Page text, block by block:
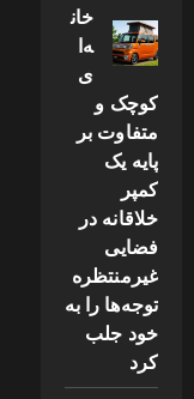
خان
ه‌ا
ی
کوچک و
متفاوت بر
پایه یک
کمپر
خلاقانه در
فضایی
غیرمنتظره
توجه‌ها را به
خود جلب
کرد